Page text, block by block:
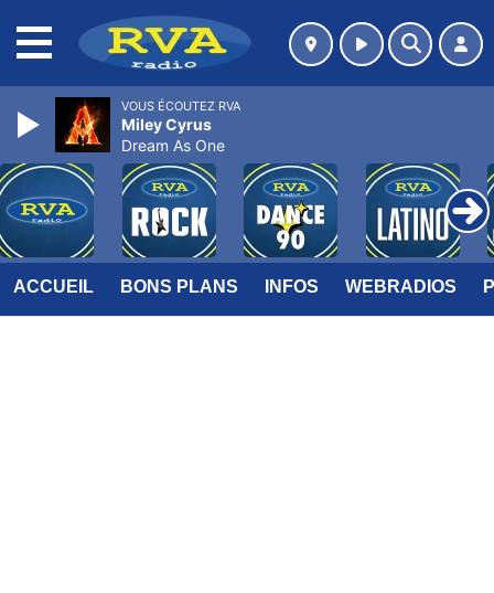
ACCUEIL BONS PLANS INFOS WEBRADIOS
VOUS ÉCOUTEZ RVA
Miley Cyrus
Dream As One